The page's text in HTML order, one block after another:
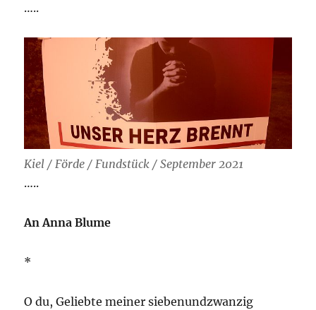
…..
Kiel / Förde / Fundstück / September 2021
…..
An Anna Blume
*
O du, Geliebte meiner siebenundzwanzig